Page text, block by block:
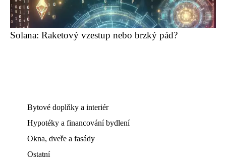
Solana: Raketový vzestup nebo brzký pád?
Bytové doplňky a interiér
Hypotéky a financování bydlení
Okna, dveře a fasády
Ostatní